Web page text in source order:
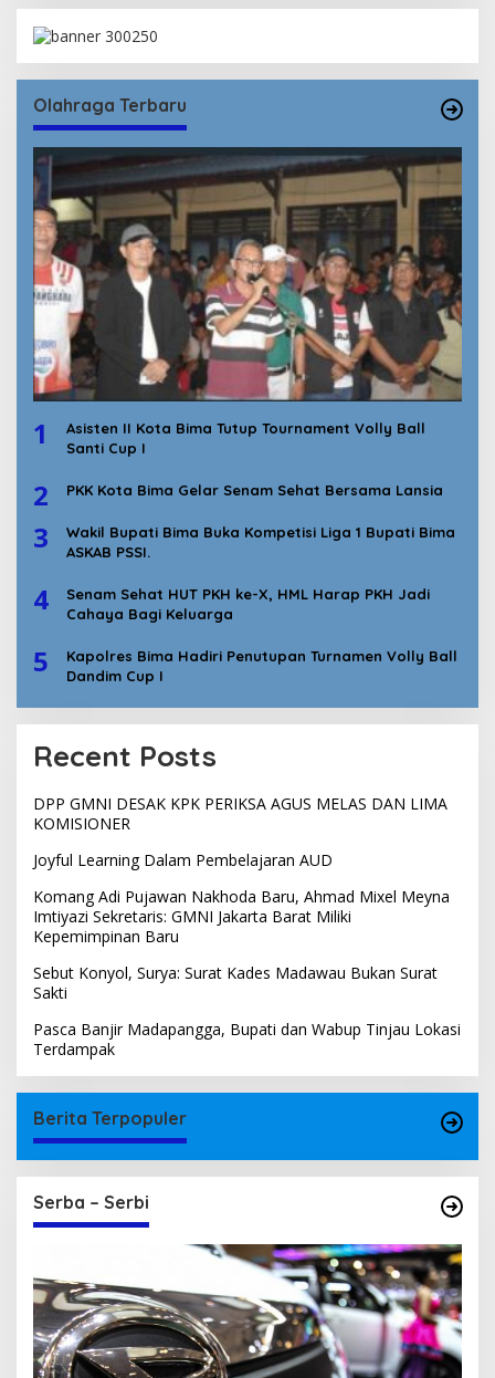
Olahraga Terbaru
1
Asisten II Kota Bima Tutup Tournament Volly Ball
Santi Cup I
2 PKK Kota Bima Gelar Senam Sehat Bersama Lansia
3
Wakil Bupati Bima Buka Kompetisi Liga 1 Bupati Bima
ASKAB PSSI.
4
Senam Sehat HUT PKH ke-X, HML Harap PKH Jadi
Cahaya Bagi Keluarga
5
Kapolres Bima Hadiri Penutupan Turnamen Volly Ball
Dandim Cup I
Recent Posts
DPP GMNI DESAK KPK PERIKSA AGUS MELAS DAN LIMA
KOMISIONER
Joyful Learning Dalam Pembelajaran AUD
Komang Adi Pujawan Nakhoda Baru, Ahmad Mixel Meyna
Imtiyazi Sekretaris: GMNI Jakarta Barat Miliki
Kepemimpinan Baru
Sebut Konyol, Surya: Surat Kades Madawau Bukan Surat
Sakti
Pasca Banjir Madapangga, Bupati dan Wabup Tinjau Lokasi
Terdampak
Berita Terpopuler
Serba – Serbi